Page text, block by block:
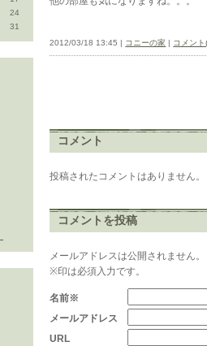
24
31
2012/03/18 13:45 | コニーの家 | コメント
コメント
投稿されたコメントはありません。
コメントを投稿
メールアドレスは公開されません。
※印は必須入力です。
名前※
メールアドレス
URL